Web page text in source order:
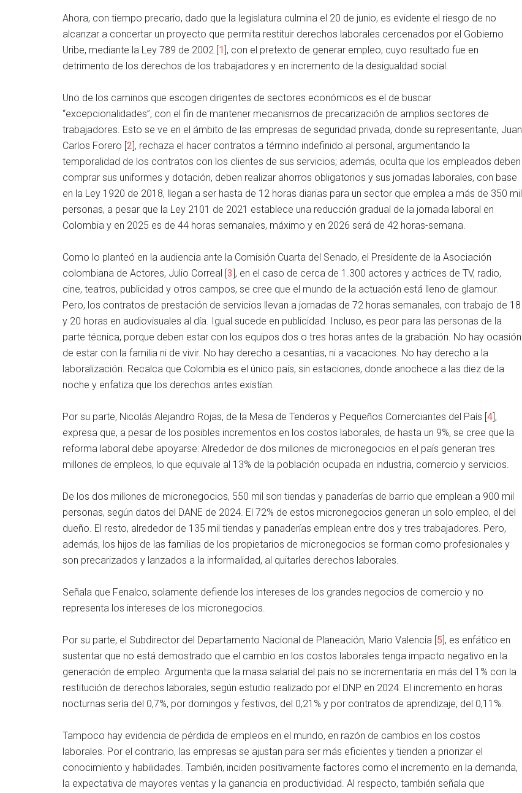
Ahora, con tiempo precario, dado que la legislatura culmina el 20 de junio, es evidente el riesgo de no
alcanzar a concertar un proyecto que permita restituir derechos laborales cercenados por el Gobierno
Uribe, mediante la Ley 789 de 2002 [ 1 ], con el pretexto de generar empleo, cuyo resultado fue en
detrimento de los derechos de los trabajadores y en incremento de la desigualdad social.
Uno de los caminos que escogen dirigentes de sectores económicos es el de buscar
“excepcionalidades”, con el fin de mantener mecanismos de precarización de amplios sectores de
trabajadores. Esto se ve en el ámbito de las empresas de seguridad privada, donde su representante, Juan
Carlos Forero [ 2 ], rechaza el hacer contratos a término indefinido al personal, argumentando la
temporalidad de los contratos con los clientes de sus servicios; además, oculta que los empleados deben
comprar sus uniformes y dotación, deben realizar ahorros obligatorios y sus jornadas laborales, con base
en la Ley 1920 de 2018, llegan a ser hasta de 12 horas diarias para un sector que emplea a más de 350 mil
personas, a pesar que la Ley 2101 de 2021 establece una reducción gradual de la jornada laboral en
Colombia y en 2025 es de 44 horas semanales, máximo y en 2026 será de 42 horas-semana.
Como lo planteó en la audiencia ante la Comisión Cuarta del Senado, el Presidente de la Asociación
colombiana de Actores, Julio Correal [ 3 ], en el caso de cerca de 1.300 actores y actrices de TV, radio,
cine, teatros, publicidad y otros campos, se cree que el mundo de la actuación está lleno de glamour.
Pero, los contratos de prestación de servicios llevan a jornadas de 72 horas semanales, con trabajo de 18
y 20 horas en audiovisuales al día. Igual sucede en publicidad. Incluso, es peor para las personas de la
parte técnica, porque deben estar con los equipos dos o tres horas antes de la grabación. No hay ocasión
de estar con la familia ni de vivir. No hay derecho a cesantías, ni a vacaciones. No hay derecho a la
laboralización. Recalca que Colombia es el único país, sin estaciones, donde anochece a las diez de la
noche y enfatiza que los derechos antes existían.
Por su parte, Nicolás Alejandro Rojas, de la Mesa de Tenderos y Pequeños Comerciantes del País [ 4 ],
expresa que, a pesar de los posibles incrementos en los costos laborales, de hasta un 9%, se cree que la
reforma laboral debe apoyarse: Alrededor de dos millones de micronegocios en el país generan tres
millones de empleos, lo que equivale al 13% de la población ocupada en industria, comercio y servicios.
De los dos millones de micronegocios, 550 mil son tiendas y panaderías de barrio que emplean a 900 mil
personas, según datos del DANE de 2024. El 72% de estos micronegocios generan un solo empleo, el del
dueño. El resto, alrededor de 135 mil tiendas y panaderías emplean entre dos y tres trabajadores. Pero,
además, los hijos de las familias de los propietarios de micronegocios se forman como profesionales y
son precarizados y lanzados a la informalidad, al quitarles derechos laborales.
Señala que Fenalco, solamente defiende los intereses de los grandes negocios de comercio y no
representa los intereses de los micronegocios.
Por su parte, el Subdirector del Departamento Nacional de Planeación, Mario Valencia [ 5 ], es enfático en
sustentar que no está demostrado que el cambio en los costos laborales tenga impacto negativo en la
generación de empleo. Argumenta que la masa salarial del país no se incrementaría en más del 1% con la
restitución de derechos laborales, según estudio realizado por el DNP en 2024. El incremento en horas
nocturnas sería del 0,7%, por domingos y festivos, del 0,21% y por contratos de aprendizaje, del 0,11%.
Tampoco hay evidencia de pérdida de empleos en el mundo, en razón de cambios en los costos
laborales. Por el contrario, las empresas se ajustan para ser más eficientes y tienden a priorizar el
conocimiento y habilidades. También, inciden positivamente factores como el incremento en la demanda,
la expectativa de mayores ventas y la ganancia en productividad. Al respecto, también señala que